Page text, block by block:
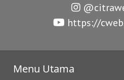
https://
Menu Utama